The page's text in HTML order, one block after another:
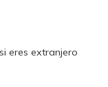
eres extranjero